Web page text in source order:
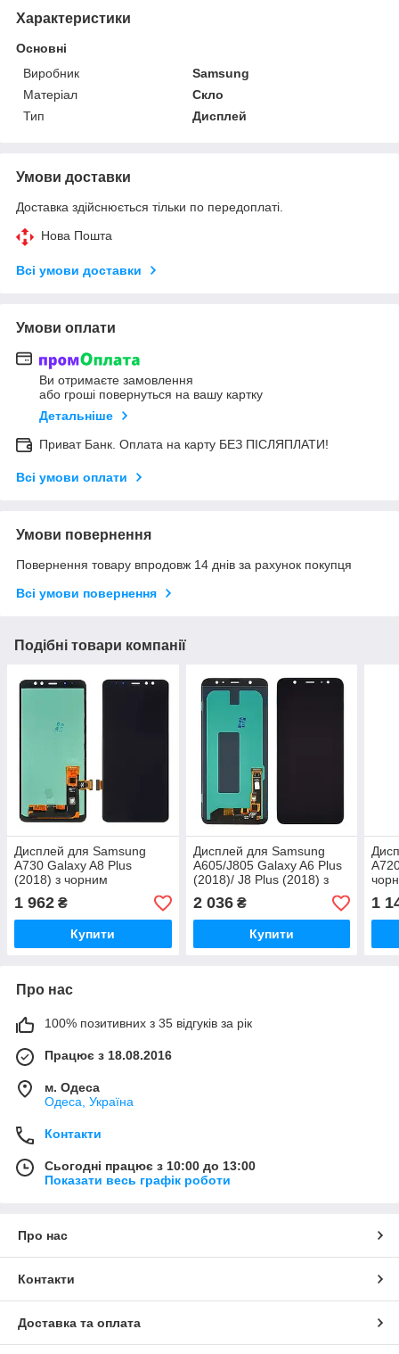
Характеристики
Основні
Виробник
Samsung
Матеріал
Скло
Тип
Дисплей
Умови доставки
Доставка здійснюється тільки по передоплаті.
Нова Пошта
Всі умови доставки
Умови оплати
Ви отримаєте замовлення
або гроші повернуться на вашу картку
Детальніше
Приват Банк. Оплата на карту БЕЗ ПІСЛЯПЛАТИ!
Всі умови оплати
Умови повернення
Повернення товару впродовж 14 днів за рахунок покупця
Всі умови повернення
Подібні товари компанії
Дисплей для Samsung
A730 Galaxy A8 Plus
(2018) з чорним
1 962 ₴
Купити
Дисплей для Samsung
A605/J805 Galaxy A6 Plus
(2018)/ J8 Plus (2018) з
чорним тачскрином OLED
2 036₴
Купити
1
Про нас
100% позитивних з 35 відгуків за рік
Працює з 18.08.2016
м. Одеса
Одеса, Україна
Контакти
Сьогодні працює з 10:00 до 13:00
Показати весь графік роботи
Про нас
Контакти
Доставка та оплата